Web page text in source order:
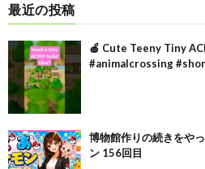
最近の投稿
🍎 Cute Teeny Tiny
#animalcrossing
博物館作りの続きをや
ン 156回目